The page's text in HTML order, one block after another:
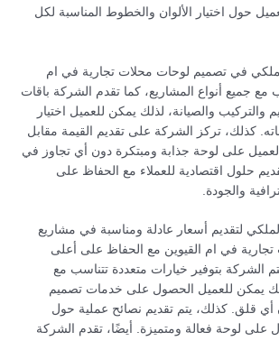
حول اختيار الألوان والخطوط المناسبة لكل
في تصميم لوحات محلات تجارية في ام
مع جميع أنواع المشاريع، كما تقدم الشركة باقات
والصيانة، لذلك يمكن للعميل اختيار
كذلك، تركز الشركة على تقديم القيمة مقابل
على لوحة جذابة ومبتكرة دون أي تجاوز في
حلول اقتصادية للعملاء مع الحفاظ على
والجودة.
لتقديم أسعار عادلة ومناسبة في مشاريع
في ام القيوين مع الحفاظ على أعلى
الشركة بتوفير خيارات متعددة تتناسب مع
يمكن للعميل الحصول على خدمات تصميم
أي قلق. كذلك، يتم تقديم نصائح عملية حول
لوحة فعالة ومتميزة. أيضًا، تقدم الشركة